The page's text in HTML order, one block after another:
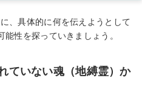
、具体的に何を伝えようとして
性を探っていきましょう。
ていない魂（地縛霊）か